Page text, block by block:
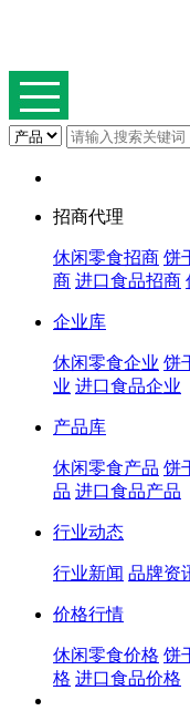
招商代理
休闲零食招商 饼
商 进口食品招商
企业库
休闲零食企业 饼
业 进口食品企业
产品库
休闲零食产品 饼
品 进口食品产品
行业动态
行业新闻 品牌资
价格行情
休闲零食价格 饼
格 进口食品价格